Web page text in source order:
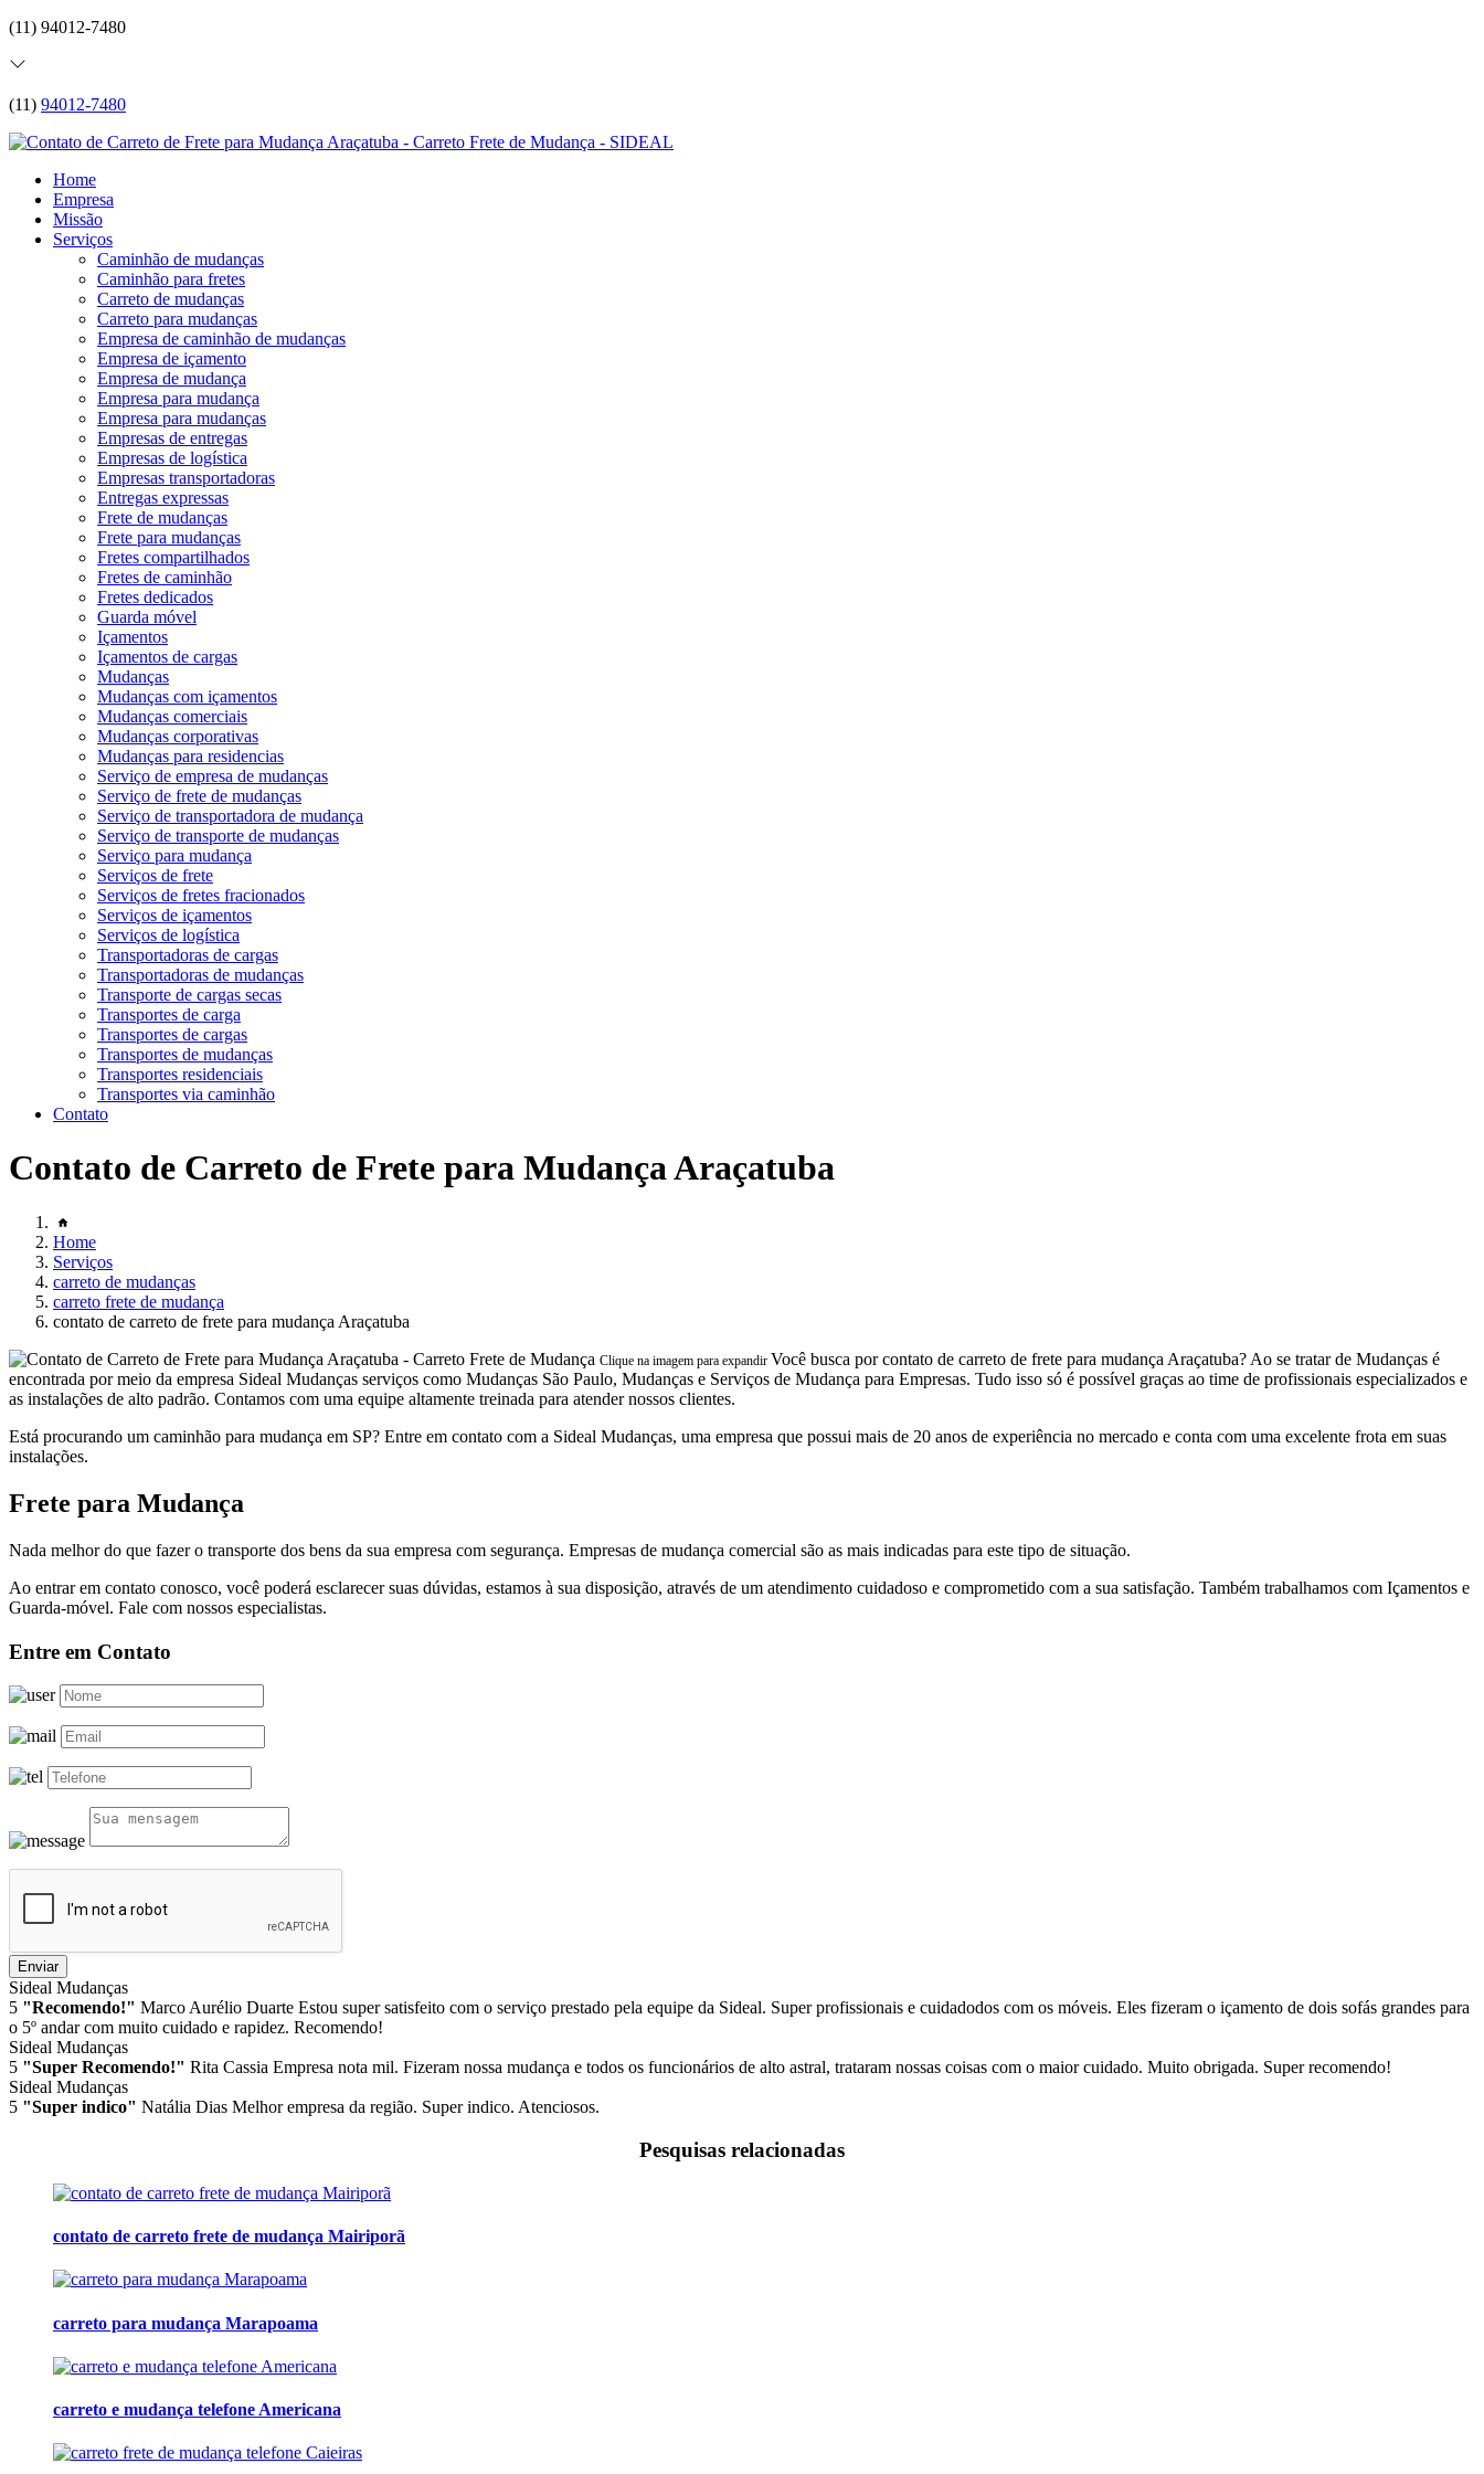
(11) 94012-7480
(11) 94012-7480
Home
Empresa
Missão
Serviços
Caminhão de mudanças
Caminhão para fretes
Carreto de mudanças
Carreto para mudanças
Empresa de caminhão de mudanças
Empresa de içamento
Empresa de mudança
Empresa para mudança
Empresa para mudanças
Empresas de entregas
Empresas de logística
Empresas transportadoras
Entregas expressas
Frete de mudanças
Frete para mudanças
Fretes compartilhados
Fretes de caminhão
Fretes dedicados
Guarda móvel
Içamentos
Içamentos de cargas
Mudanças
Mudanças com içamentos
Mudanças comerciais
Mudanças corporativas
Mudanças para residencias
Serviço de empresa de mudanças
Serviço de frete de mudanças
Serviço de transportadora de mudança
Serviço de transporte de mudanças
Serviço para mudança
Serviços de frete
Serviços de fretes fracionados
Serviços de içamentos
Serviços de logística
Transportadoras de cargas
Transportadoras de mudanças
Transporte de cargas secas
Transportes de carga
Transportes de cargas
Transportes de mudanças
Transportes residenciais
Transportes via caminhão
Contato
Contato de Carreto de Frete para Mudança Araçatuba
Home
Serviços
carreto de mudanças
carreto frete de mudança
contato de carreto de frete para mudança Araçatuba
Clique na imagem para expandir Você busca por contato de carreto de frete para mudança Araçatuba? Ao se tratar de Mudanças é
encontrada por meio da empresa Sideal Mudanças serviços como Mudanças São Paulo, Mudanças e Serviços de Mudança para Empresas. Tudo isso só é possível graças ao time de profissionais especializados e
as instalações de alto padrão. Contamos com uma equipe altamente treinada para atender nossos clientes.
Está procurando um caminhão para mudança em SP? Entre em contato com a Sideal Mudanças, uma empresa que possui mais de 20 anos de experiência no mercado e conta com uma excelente frota em suas
instalações.
Frete para Mudança
Nada melhor do que fazer o transporte dos bens da sua empresa com segurança. Empresas de mudança comercial são as mais indicadas para este tipo de situação.
Ao entrar em contato conosco, você poderá esclarecer suas dúvidas, estamos à sua disposição, através de um atendimento cuidadoso e comprometido com a sua satisfação. Também trabalhamos com Içamentos e
Guarda-móvel. Fale com nossos especialistas.
Entre em Contato
Enviar
Sideal Mudanças
5 "Recomendo!" Marco Aurélio Duarte Estou super satisfeito com o serviço prestado pela equipe da Sideal. Super profissionais e cuidadodos com os móveis. Eles fizeram o içamento de dois sofás grandes para
o 5º andar com muito cuidado e rapidez. Recomendo!
Sideal Mudanças
5 "Super Recomendo!" Rita Cassia Empresa nota mil. Fizeram nossa mudança e todos os funcionários de alto astral, trataram nossas coisas com o maior cuidado. Muito obrigada. Super recomendo!
Sideal Mudanças
5 "Super indico" Natália Dias Melhor empresa da região. Super indico. Atenciosos.
Pesquisas relacionadas
contato de carreto frete de mudança Mairiporã
carreto para mudança Marapoama
carreto e mudança telefone Americana